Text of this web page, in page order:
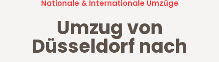
Nationale & Internationale Umzüge
Umzug von
Düsseldorf nach